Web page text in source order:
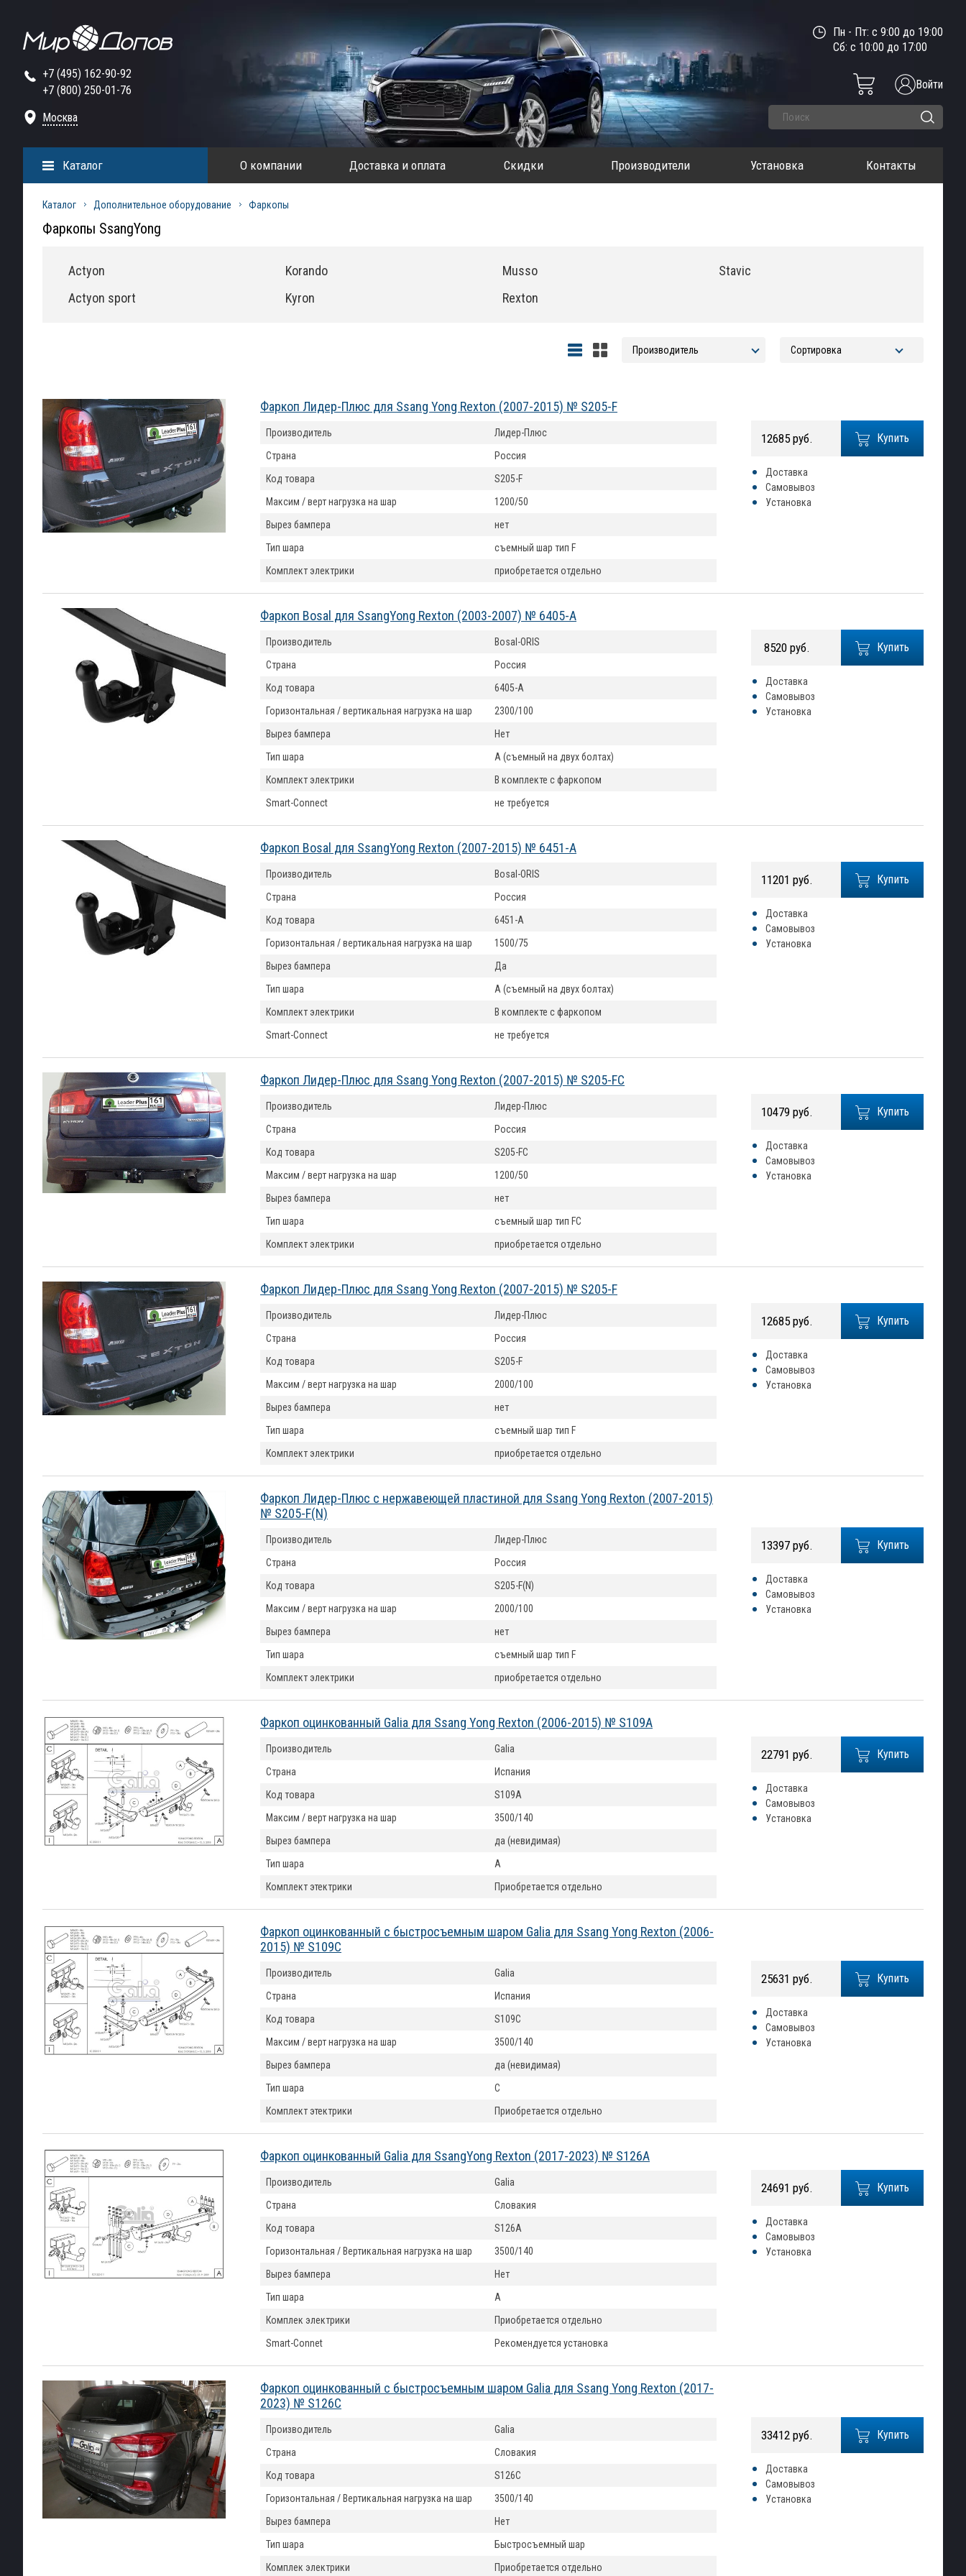
+7 (495) 162-90-92
+7 (800) 250-01-76
Москва
Пн - Пт: с 9:00 до 19:00
Сб: с 10:00 до 17:00
Войти
О компании Доставка и оплата Скидки Производители Установка Контакты
Каталог
Каталог Дополнительное оборудование Фаркопы
Фаркопы SsangYong
Actyon
Actyon sport
Korando
Kyron
Musso
Rexton
Stavic
Фаркоп Лидер-Плюс для Ssang Yong Rexton (2007-2015) № S205-F
Купить
12685 руб.
Доставка
Самовывоз
Установка
Производитель
Лидер-Плюс
Страна
Россия
Код товара
S205-F
Максим / верт нагрузка на шар
1200/50
Вырез бампера
нет
Тип шара
съемный шар тип F
Комплект электрики
приобретается отдельно
Фаркоп Bosal для SsangYong Rexton (2003-2007) № 6405-A
Купить
8520 руб.
Доставка
Самовывоз
Установка
Производитель
Bosal-ORIS
Страна
Россия
Код товара
6405-А
Горизонтальная / вертикальная нагрузка на шар
2300/100
Вырез бампера
Нет
Тип шара
А (съемный на двух болтах)
Комплект электрики
В комплекте с фаркопом
Smart-Connect
не требуется
Фаркоп Bosal для SsangYong Rexton (2007-2015) № 6451-A
Купить
11201 руб.
Доставка
Самовывоз
Установка
Производитель
Bosal-ORIS
Страна
Россия
Код товара
6451-A
Горизонтальная / вертикальная нагрузка на шар
1500/75
Вырез бампера
Да
Тип шара
А (съемный на двух болтах)
Комплект электрики
В комплекте с фаркопом
Smart-Connect
не требуется
Фаркоп Лидер-Плюс для Ssang Yong Rexton (2007-2015) № S205-FC
Купить
10479 руб.
Доставка
Самовывоз
Установка
Производитель
Лидер-Плюс
Страна
Россия
Код товара
S205-FC
Максим / верт нагрузка на шар
1200/50
Вырез бампера
нет
Тип шара
съемный шар тип FС
Комплект электрики
приобретается отдельно
Фаркоп Лидер-Плюс для Ssang Yong Rexton (2007-2015) № S205-F
Купить
12685 руб.
Доставка
Самовывоз
Установка
Производитель
Лидер-Плюс
Страна
Россия
Код товара
S205-F
Максим / верт нагрузка на шар
2000/100
Вырез бампера
нет
Тип шара
съемный шар тип F
Комплект электрики
приобретается отдельно
Фаркоп Лидер-Плюс с нержавеющей пластиной для Ssang Yong Rexton (2007-2015)
№ S205-F(N)
Купить
13397 руб.
Доставка
Самовывоз
Установка
Производитель
Лидер-Плюс
Страна
Россия
Код товара
S205-F(N)
Максим / верт нагрузка на шар
2000/100
Вырез бампера
нет
Тип шара
съемный шар тип F
Комплект электрики
приобретается отдельно
Фаркоп оцинкованный Galia для Ssang Yong Rexton (2006-2015) № S109A
Купить
22791 руб.
Доставка
Самовывоз
Установка
Производитель
Galia
Страна
Испания
Код товара
S109A
Максим / верт нагрузка на шар
3500/140
Вырез бампера
да (невидимая)
Тип шара
A
Комплект этектрики
Приобретается отдельно
Фаркоп оцинкованный с быстросъемным шаром Galia для Ssang Yong Rexton (2006-
2015) № S109C
Купить
25631 руб.
Доставка
Самовывоз
Установка
Производитель
Galia
Страна
Испания
Код товара
S109C
Максим / верт нагрузка на шар
3500/140
Вырез бампера
да (невидимая)
Тип шара
C
Комплект этектрики
Приобретается отдельно
Фаркоп оцинкованный Galia для SsangYong Rexton (2017-2023) № S126A
Купить
24691 руб.
Доставка
Самовывоз
Установка
Производитель
Galia
Страна
Словакия
Код товара
S126A
Горизонтальная / Вертикальная нагрузка на шар
3500/140
Вырез бампера
Нет
Тип шара
A
Комплек электрики
Приобретается отдельно
Smart-Connet
Рекомендуется установка
Фаркоп оцинкованный с быстросъемным шаром Galia для Ssang Yong Rexton (2017-
2023) № S126C
Купить
33412 руб.
Доставка
Самовывоз
Установка
Производитель
Galia
Страна
Словакия
Код товара
S126C
Горизонтальная / Вертикальная нагрузка на шар
3500/140
Вырез бампера
Нет
Тип шара
Быстросъемный шар
Комплек электрики
Приобретается отдельно